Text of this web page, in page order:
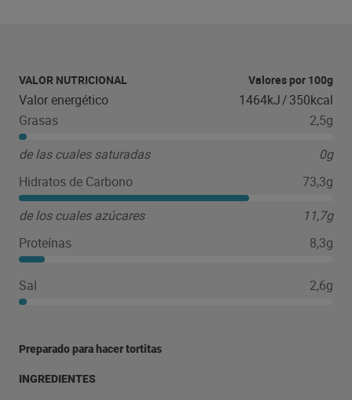
VALOR NUTRICIONAL Valores por 100g
Valor energético 1464kJ/350kcal
Grasas
2,5g
de las cuales saturadas
0g
Hidratos de Carbono
73,3g
de los cuales azúcares
11,7g
Proteínas
8,3g
Sal 2,6g
Preparado para hacer tortitas
INGREDIENTES